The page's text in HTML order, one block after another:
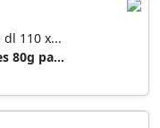
110 x...
80g pa...